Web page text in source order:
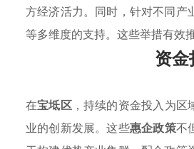
方经济活力。同时，针对不同产
等多维度的支持。这些举措有效
资
在宝坻区，持续的资金投入为区
业的创新发展。这些惠企政策不